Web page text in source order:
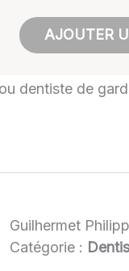
AJOUTER
dentiste de
Guilhermet
Catégorie :